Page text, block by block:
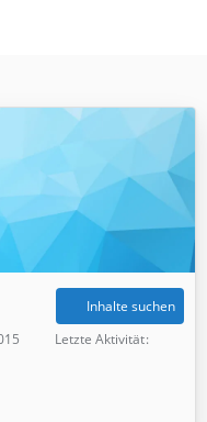
Inhalte suchen
Letzte Aktivität